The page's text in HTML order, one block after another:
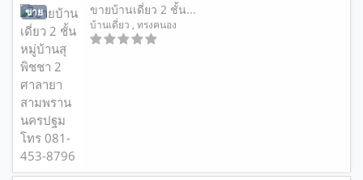
ขาย ขายบ้านเดี่ยว 2 ชั้น...
บ้านเดี่ยว , ทรงคนอง